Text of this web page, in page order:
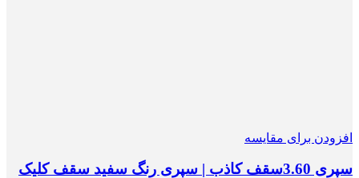
افزودن برای مقایسه
سپری 3.60سقف کاذب | سپری رنگ سفید سقف کلیک